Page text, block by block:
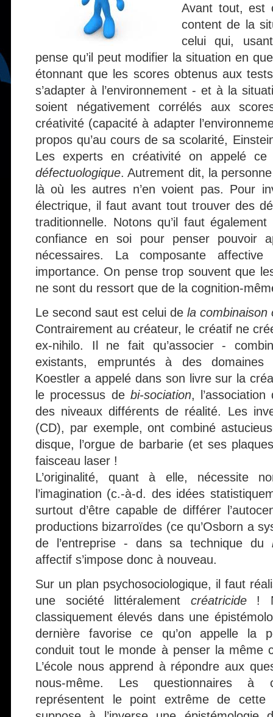
Avant tout, est
content de la
celui qui,
pense qu’il peut modifier la situation en
étonnant que les scores obtenus aux
s’adapter à l’environnement - et à la
soient négativement corrélés aux
créativité (capacité à adapter
propos qu’au cours de sa scolarité,
Les experts en créativité on appelé
défectuologique. Autrement dit, la
là où les autres n’en voient pas. Pour
électrique, il faut avant tout trouver des
traditionnelle. Notons qu’il faut
confiance en soi pour penser pouvoir
nécessaires. La composante
importance. On pense trop souvent que
ne sont du ressort que de la cognition-
Le second saut est celui de la combinaison
Contrairement au créateur, le créatif ne
ex-nihilo. Il ne fait qu’associer -
existants, empruntés à des domaines
Koestler a appelé dans son livre sur la
le processus de bi-sociation, l’association
des niveaux différents de réalité. Les
(CD), par exemple, ont combiné
disque, l’orgue de barbarie (et ses
faisceau laser !
L’originalité, quant à elle, nécessite
l’imagination (c.-à-d. des idées
surtout d’être capable de différer
productions bizarroïdes (ce qu’Osborn a
de l’entreprise - dans sa technique du
affectif s’impose donc à nouveau.
Sur un plan psychosociologique, il faut
une société littéralement créatricide!
classiquement élevés dans une
dernière favorise ce qu’on appelle la
conduit tout le monde à penser la même
L’école nous apprend à répondre aux
nous-même. Les questionnaires à
représentent le point extrême de cette